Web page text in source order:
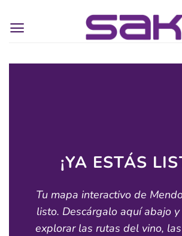
¡YA ESTÁS
Tu mapa interactivo de
listo. Descárgalo aquí abajo
explorar las rutas del vino,